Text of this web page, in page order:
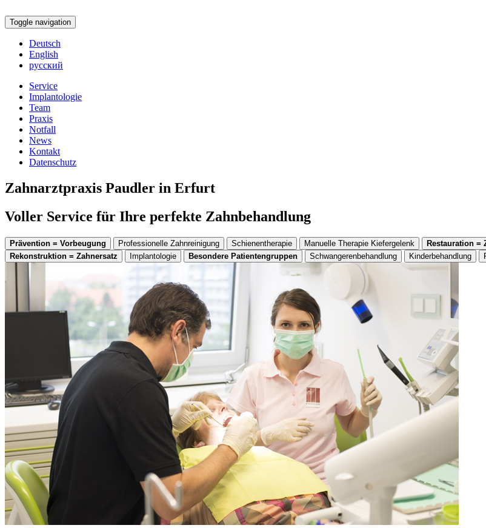
Toggle navigation
Deutsch
English
русский
Service
Implantologie
Team
Praxis
Notfall
News
Kontakt
Datenschutz
Zahnarztpraxis Paudler in Erfurt
Voller Service für Ihre perfekte Zahnbehandlung
Prävention = Vorbeugung Professionelle Zahnreinigung Schienentherapie Manuelle Therapie Kiefergelenk Restauration =
Rekonstruktion = Zahnersatz
Implantologie Besondere Patientengruppen Schwangerenbehandlung Kinderbehandlung